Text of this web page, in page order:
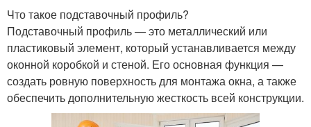
Что такое подставочный профиль?
Подставочный профиль — это металлический или
пластиковый элемент, который устанавливается между
оконной коробкой и стеной. Его основная функция —
создать ровную поверхность для монтажа окна, а также
обеспечить дополнительную жесткость всей конструкции.